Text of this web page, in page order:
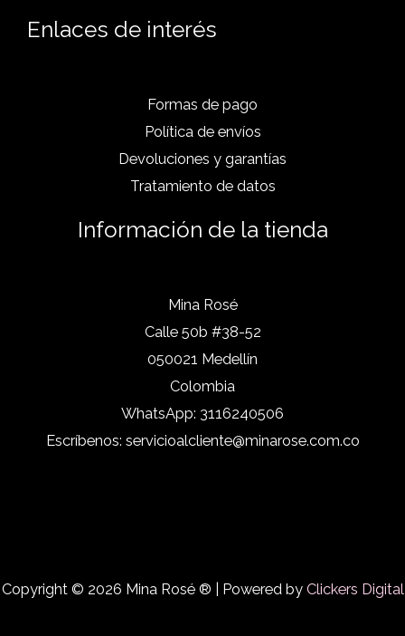
Enlaces de interés
Formas de pago
Política de envíos
Devoluciones y garantías
Tratamiento de datos
Información de la tienda
Mina Rosé
Calle 50b #38-52
050021 Medellín
Colombia
WhatsApp: 3116240506
Escríbenos: servicioalcliente@minarose.com.co
Copyright © 2026 Mina Rosé ® | Powered by Clickers Digital